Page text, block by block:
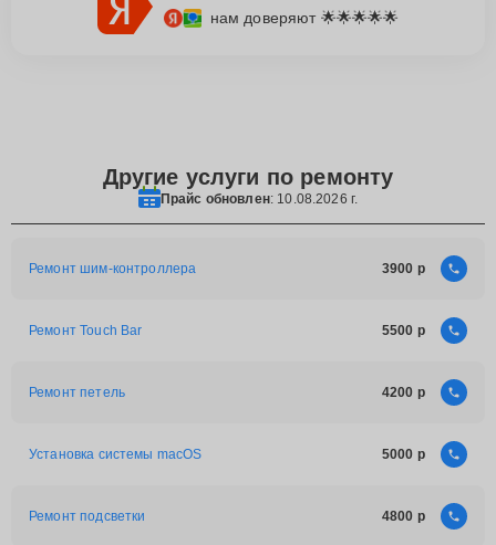
нам доверяют 🌟🌟🌟🌟🌟
Другие услуги по ремонту
Прайс обновлен: 10.08.2026 г.
Ремонт шим-контроллера 3900
Ремонт Touch Bar 5500
Ремонт петель 4200
Установка системы macOS 5000
Ремонт подсветки 4800